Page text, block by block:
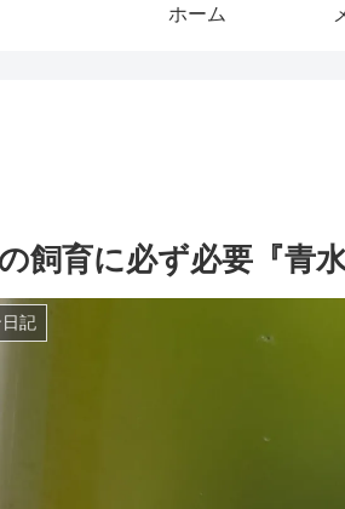
ホーム
飼育に必ず必要『青
記